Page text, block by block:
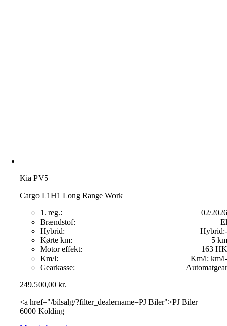
Kia PV5
Cargo L1H1 Long Range Work
1. reg.:
02/2026
Brændstof:
El
Hybrid:
Hybrid:-
Kørte km:
5 km
Motor effekt:
163 HK
Km/l:
Km/l: -
km/l
Gearkasse:
Automatgear
249.500,00kr.
<a href="/bilsalg/?filter_dealername=PJ Biler">PJ Biler
6000 Kolding